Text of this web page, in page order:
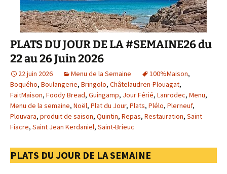
PLATS DU JOUR DE LA #SEMAINE26 du
22 au 26 Juin 2026
22 juin 2026 Menu de la Semaine 100%Maison,
Boquého, Boulangerie, Bringolo, Châtelaudren-Plouagat,
FaitMaison, Foody Bread, Guingamp, Jour Férié, Lanrodec, Menu,
Menu de la semaine, Noël, Plat du Jour, Plats, Plélo, Plerneuf,
Plouvara, produit de saison, Quintin, Repas, Restauration, Saint
Fiacre, Saint Jean Kerdaniel, Saint-Brieuc
PLATS DU JOUR DE LA SEMAINE